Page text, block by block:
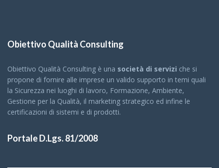
Obiettivo Qualità Consulting
Obiettivo Qualità Consulting è una società di servizi che si
propone di fornire alle imprese un valido supporto in temi quali
la Sicurezza nei luoghi di lavoro, Formazione, Ambiente,
Gestione per la Qualità, il marketing strategico ed infine le
certificazioni di sistemi e di prodotti.
Portale D.Lgs. 81/2008